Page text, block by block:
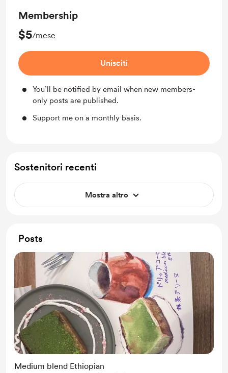
Membership
$5/mese
Unisciti
You’ll be notified by email when new members-
only posts are published.
Support me on a monthly basis.
Sostenitori recenti
Mostra altro
Posts
Medium blend Ethiopian